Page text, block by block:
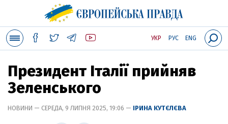
УКР РУС ENG
Президент Італії прийняв
Зеленського
НОВИНИ — СЕРЕДА, 9 ЛИПНЯ 2025, 19:06 — ІРИНА КУТЄЛЄВА